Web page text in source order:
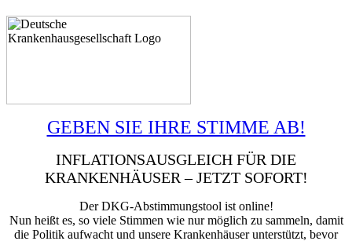
GEBEN SIE IHRE STIMME AB!
INFLATIONSAUSGLEICH FÜR DIE
KRANKENHÄUSER – JETZT SOFORT!
Der DKG-Abstimmungstool ist online!
Nun heißt es, so viele Stimmen wie nur möglich zu sammeln, damit
die Politik aufwacht und unsere Krankenhäuser unterstützt, bevor